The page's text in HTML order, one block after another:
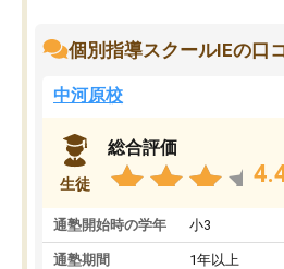
個別指導スクールIEの口
中河原校
生徒
総合評価
通塾開始時の学年 小3
通塾期間 1年以上